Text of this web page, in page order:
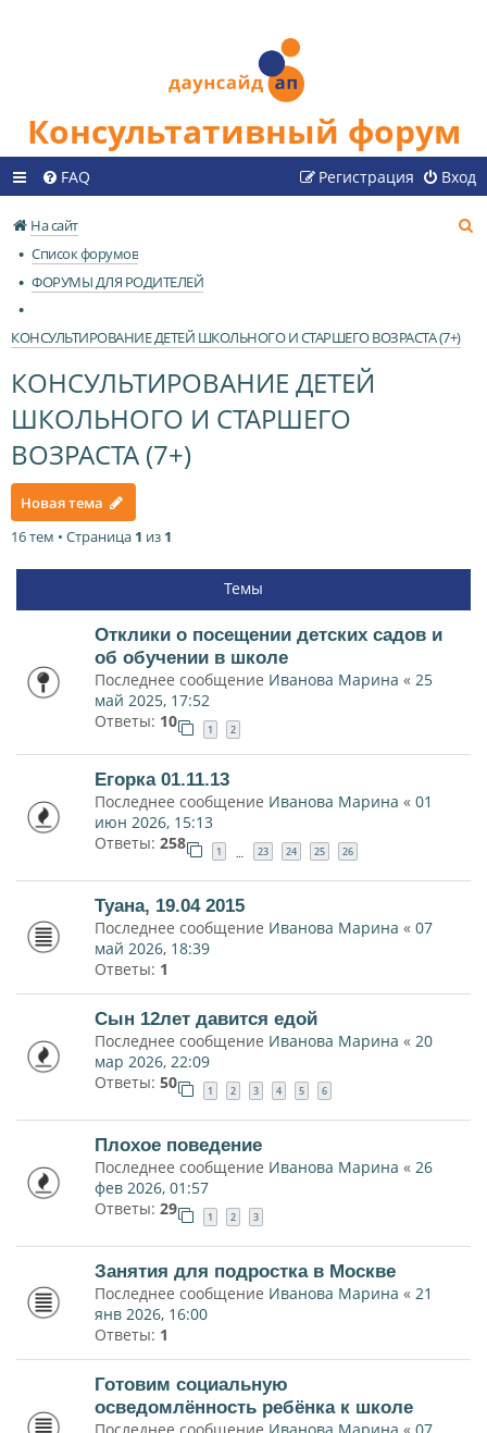
Консультативный форум
FAQ Вход
Регистрация
На сайт
Список форумов
ФОРУМЫ ДЛЯ РОДИТЕЛЕЙ
КОНСУЛЬТИРОВАНИЕ ДЕТЕЙ ШКОЛЬНОГО И СТАРШЕГО ВОЗРАСТА (7+)
КОНСУЛЬТИРОВАНИЕ ДЕТЕЙ
ШКОЛЬНОГО И СТАРШЕГО
ВОЗРАСТА (7+)
Новая тема
16 тем • Страница 1 из 1
Темы
Отклики о посещении детских садов и
об обучении в школе
Последнее сообщение Иванова Марина « 25
май 2025, 17:52
Ответы: 10 1 2
Егорка 01.11.13
Последнее сообщение Иванова Марина « 01
июн 2026, 15:13
Ответы: 258 1 … 23 24 25 26
Туана, 19.04 2015
Последнее сообщение Иванова Марина « 07
май 2026, 18:39
Ответы: 1
Сын 12лет давится едой
Последнее сообщение Иванова Марина « 20
мар 2026, 22:09
Ответы: 50 1 2 3 4 5 6
Плохое поведение
Последнее сообщение Иванова Марина « 26
фев 2026, 01:57
Ответы: 29 1 2 3
Занятия для подростка в Москве
Последнее сообщение Иванова Марина « 21
янв 2026, 16:00
Ответы: 1
Готовим социальную
осведомлённость ребёнка к школе
Последнее сообщение Иванова Марина « 07